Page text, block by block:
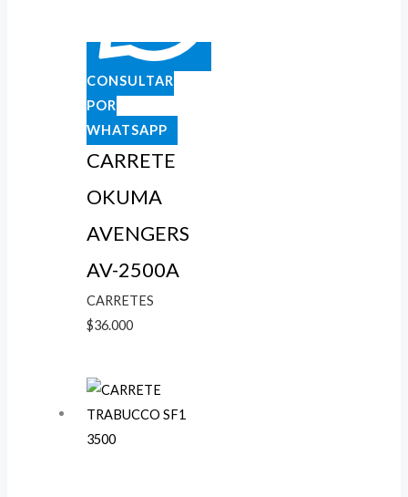
CONSULTAR
POR
WHATSAPP
CARRETE
OKUMA
AVENGERS
AV-2500A
CARRETES
$36.000